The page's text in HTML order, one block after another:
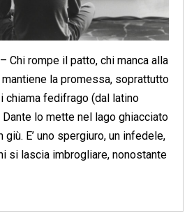
Chi rompe il patto, chi manca alla
mantiene la promessa, soprattutto
chiama fedifrago (dal latino
lo mette nel lago ghiacciato
E’ uno spergiuro, un infedele,
si lascia imbrogliare, nonostante